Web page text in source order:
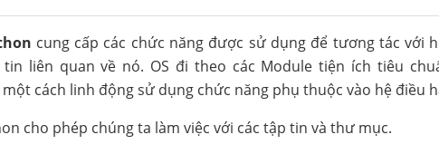
cung cấp các chức năng được sử dụng để tương tác với
liên quan về nó. OS đi theo các Module tiện ích tiêu
cách linh động sử dụng chức năng phụ thuộc vào hệ điều
cho phép chúng ta làm việc với các tập tin và thư mục.